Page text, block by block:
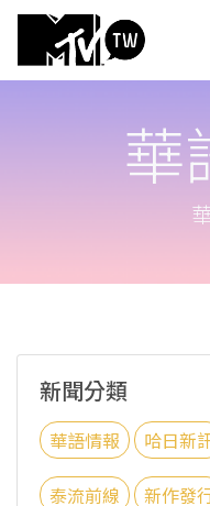
華
新聞分類
華語情報 哈日新
泰流前線 新作發